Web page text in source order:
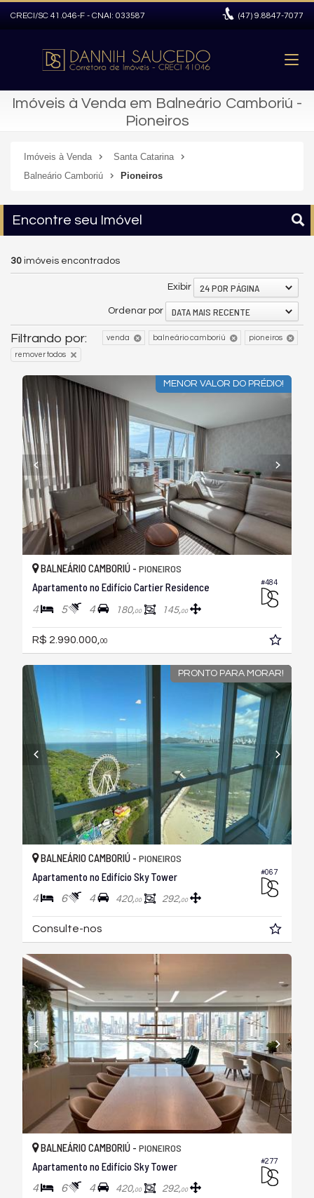
CRECI/SC 41.046-F - CNAI: 033587 (47) 9.8847-7077
Imóveis à Venda em Balneário Camboriú -
Pioneiros
Imóveis à Venda
Santa Catarina
Balneário Camboriú
Pioneiros
Encontre seu Imóvel
30 imóveis encontrados
Exibir 24 POR PÁGINA
Ordenar por DATA MAIS RECENTE
Filtrando por: venda balneário camboriú pioneiros
remover todos
MENOR VALOR DO PRÉDIO!
#484
BALNEÁRIO CAMBORIÚ - PIONEIROS
Apartamento no Edifício Cartier Residence
4 5 4 180,00 145,00
R$ 2.990.000, 00
PRONTO PARA MORAR!
#067
BALNEÁRIO CAMBORIÚ - PIONEIROS
Apartamento no Edifício Sky Tower
4 6 4 420,00 292,00
Consulte-nos
#277
BALNEÁRIO CAMBORIÚ - PIONEIROS
Apartamento no Edifício Sky Tower
4 6 4 420,00 292,00